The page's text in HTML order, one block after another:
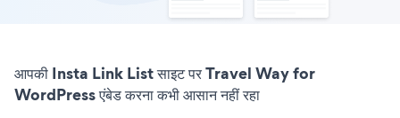
आपकी Insta Link List साइट पर Travel Way for
WordPress एंबेड करना कभी आसान नहीं रहा